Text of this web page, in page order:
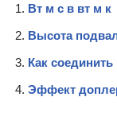
Вт м с в вт м к
Высота
Как
Эффект